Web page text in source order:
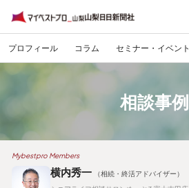
プロフィール コラム セミナー・イベント
相談事例
Mybestpro Members
横内秀一
（相続・終活アドバイザー）